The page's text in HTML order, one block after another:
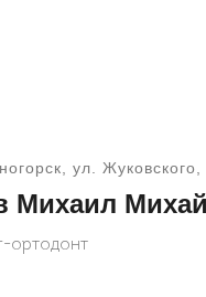
ул. Жуковского,
Михаил
ортодонт